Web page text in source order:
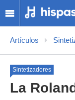
Artículos
Sintetizadores
La